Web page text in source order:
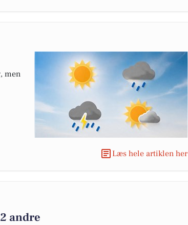
men
Læs hele artiklen her
andre